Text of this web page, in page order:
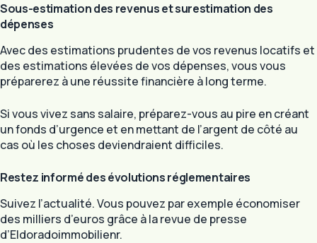
Sous-estimation des revenus et surestimation des
dépenses
Avec des estimations prudentes de vos revenus locatifs et
des estimations élevées de vos dépenses, vous vous
préparerez à une réussite financière à long terme.
Si vous vivez sans salaire, préparez-vous au pire en créant
un fonds d’urgence et en mettant de l’argent de côté au
cas où les choses deviendraient difficiles.
Restez informé des évolutions réglementaires
Suivez l’actualité. Vous pouvez par exemple économiser
des milliers d’euros grâce à la revue de presse
d’Eldoradoimmobilienr.